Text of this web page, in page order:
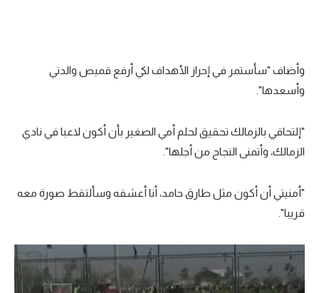
وأضاف "سأستمر في إحراز الأهداف لكي أرفع قميص والدتي
وأسعدها".
"إلتحاقي بالزمالك تحقيق لحلم أمي الصغير بأن أكون لاعبا في نادي
الزمالك، وأتمنى النجاح من أجلها".
"أمنيتي أن أكون مثل طارق حامد، أنا أعشقه وسألتقط صورة معه
قريبا".